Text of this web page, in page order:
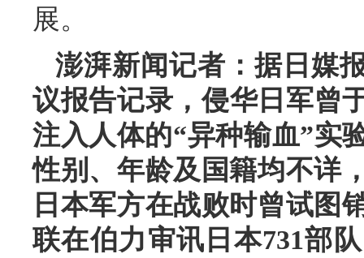
展。
澎湃新闻记者：据日媒
议报告记录，侵华日军曾
注入人体的“异种输血”实
性别、年龄及国籍均不详
日本军方在战败时曾试图
联在伯力审讯日本731部